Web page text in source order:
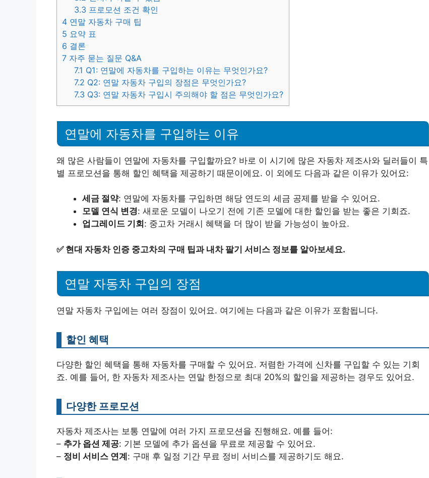
3.3 프로모션 조건 확인
4 연말 자동차 구매 팁
5 요약 표
6 결론
7 자주 묻는 질문 Q&A
7.1 Q1: 연말에 자동차를 구입하는 이유는 무엇인가요?
7.2 Q2: 연말 자동차 구입의 장점은 무엇인가요?
7.3 Q3: 연말 자동차 구입시 주의해야 할 점은 무엇인가요?
연말에 자동차를 구입하는 이유
왜 많은 사람들이 연말에 자동차를 구입할까요? 바로 이 시기에 많은 자동차 제조사와 딜러들이 특
별 프로모션을 통해 할인 혜택을 제공하기 때문이에요. 이 외에도 다음과 같은 이유가 있어요:
세금 절약: 연말에 자동차를 구입하면 해당 연도의 세금 공제를 받을 수 있어요.
모델 연식 변경: 새로운 모델이 나오기 전에 기존 모델에 대한 할인을 받는 좋은 기회죠.
업그레이드 기회 : 중고차 거래시 혜택을 더 많이 받을 가능성이 높아요.
✅ 현대 자동차 인증 중고차의 구매 팁과 내차 팔기 서비스 정보를 알아보세요.
연말 자동차 구입의 장점
연말 자동차 구입에는 여러 장점이 있어요. 여기에는 다음과 같은 이유가 포함됩니다.
할인 혜택
다양한 할인 혜택을 통해 자동차를 구매할 수 있어요. 저렴한 가격에 신차를 구입할 수 있는 기회
죠. 예를 들어, 한 자동차 제조사는 연말 한정으로 최대 20%의 할인을 제공하는 경우도 있어요.
다양한 프로모션
자동차 제조사는 보통 연말에 여러 가지 프로모션을 진행해요. 예를 들어:
– 추가 옵션 제공: 기본 모델에 추가 옵션을 무료로 제공할 수 있어요.
– 정비 서비스 연계: 구매 후 일정 기간 무료 정비 서비스를 제공하기도 해요.